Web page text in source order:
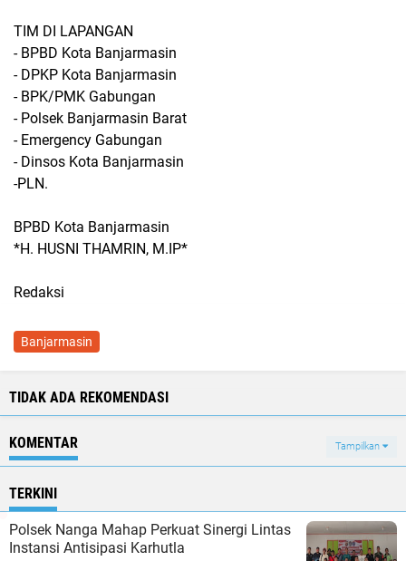
TIM DI LAPANGAN
- BPBD Kota Banjarmasin
- DPKP Kota Banjarmasin
- BPK/PMK Gabungan
- Polsek Banjarmasin Barat
- Emergency Gabungan
- Dinsos Kota Banjarmasin
-PLN.
BPBD Kota Banjarmasin
*H. HUSNI THAMRIN, M.IP*
Redaksi
Banjarmasin
TIDAK ADA REKOMENDASI
KOMENTAR Tampilkan
TERKINI
Polsek Nanga Mahap Perkuat Sinergi Lintas
Instansi Antisipasi Karhutla